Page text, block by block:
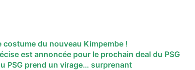
costume du nouveau Kimpembe !
est annoncée pour le prochain deal du PSG
PSG prend un virage… surprenant